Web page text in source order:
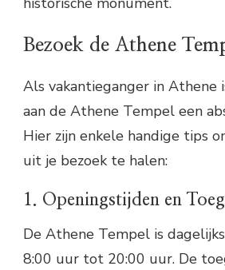
Bezoek de Athene
Als vakantieganger in Athene
aan de Athene Tempel een
Hier zijn enkele handige tips
uit je bezoek te halen:
1. Openingstijden en
De Athene Tempel is
8:00 uur tot 20:00 uur. De